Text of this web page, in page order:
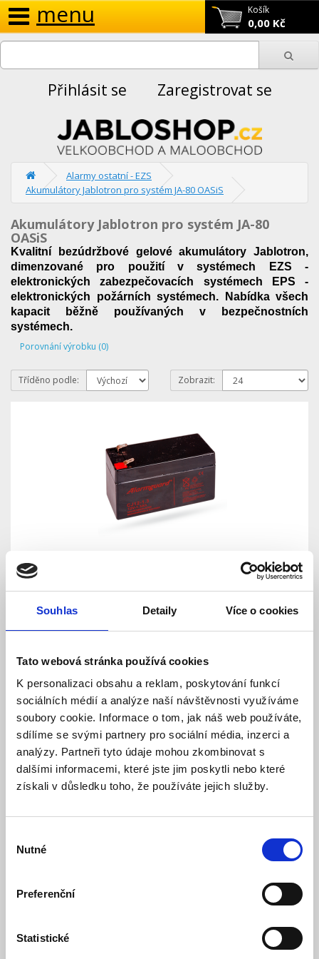
Souhlas Detaily Více o cookies
Tato webová stránka používá cookies
K personalizaci obsahu a reklam, poskytování funkcí
sociálních médií a analýze naší návštěvnosti využíváme
soubory cookie. Informace o tom, jak náš web používáte,
sdílíme se svými partnery pro sociální média, inzerci a
analýzy. Partneři tyto údaje mohou zkombinovat s
dalšími informacemi, které jste jim poskytli nebo které
získali v důsledku toho, že používáte jejich služby.
souhlasu
Nutné
Preferenční
Statistické
Košík
0,00 Kč
menu
Přihlásit se Zaregistrovat se
Alarmy ostatní - EZS
Akumulátory Jablotron pro systém JA-80 OASiS
Akumulátory Jablotron pro systém JA-80
OASiS
Kvalitní bezúdržbové gelové akumulátory Jablotron,
dimenzované pro použití v systémech EZS -
elektronických zabezpečovacích systémech EPS -
elektronických požárních systémech. Nabídka všech
kapacit běžně používaných v bezpečnostních
systémech.
Porovnání výrobku (0)
Tříděno podle: Zobrazit:
SA214 -1.3 Bezúdržbový akumulátor 12V 1.3Ah
241 Kč
257 Kč
SA214-2.6 Bezúdržbový akumulátor 12V 2.6Ah
Dostupnost:Skladem
474 Kč
Detail Do košíku